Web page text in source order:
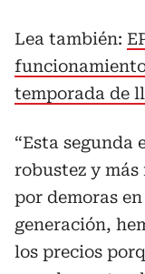
Lea también:
temporada de
“Esta segunda
robustez y más
por demoras
generación,
los precios